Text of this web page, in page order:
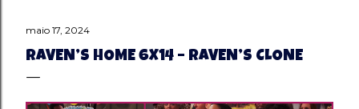
maio 17, 2024
RAVEN’S HOME 6X14 – RAVEN’S CLONE